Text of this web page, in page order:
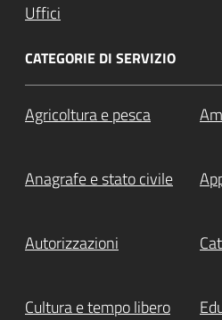
Uffici
CATEGORIE DI SERVIZIO
Agricoltura e pesca
Anagrafe e stato civile
Autorizzazioni
Cultura e tempo libero